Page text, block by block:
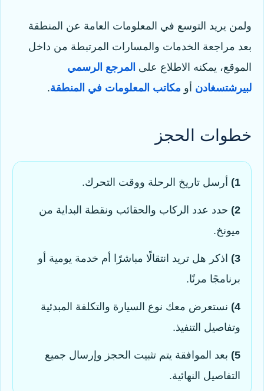
ولمن يريد التوسع في المعلومات العامة عن المنطقة
بعد مراجعة الخدمات والمسارات المرتبطة من داخل
الموقع، يمكنه الاطلاع على المرجع الرسمي
لبيرشتسغادن أو مكاتب المعلومات في المنطقة.
خطوات الحجز
1) أرسل تاريخ الرحلة ووقت التحرك.
2) حدد عدد الركاب والحقائب ونقطة البداية من
ميونخ.
3)
اذكر هل تريد انتقالًا مباشرًا أم خدمة يومية أو
برنامجًا مرنًا.
4) نستعرض معك نوع السيارة والتكلفة المبدئية
وتفاصيل التنفيذ.
5) بعد الموافقة يتم تثبيت الحجز وإرسال جميع
التفاصيل النهائية.